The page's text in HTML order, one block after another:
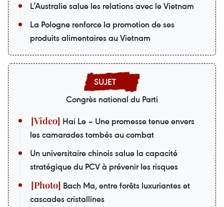
L’Australie salue les relations avec le Vietnam
La Pologne renforce la promotion de ses
produits alimentaires au Vietnam
Congrès national du Parti
Hai Le – Une promesse tenue envers
les camarades tombés au combat
Un universitaire chinois salue la capacité
stratégique du PCV à prévenir les risques
Bach Ma, entre forêts luxuriantes et
cascades cristallines